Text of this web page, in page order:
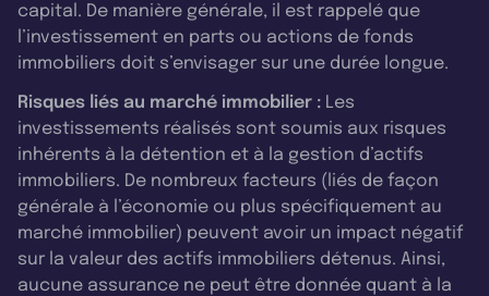
capital. De manière générale, il est rappelé que
l’investissement en parts ou actions de fonds
immobiliers doit s’envisager sur une durée longue.
Risques liés au marché immobilier : Les
investissements réalisés sont soumis aux risques
inhérents à la détention et à la gestion d’actifs
immobiliers. De nombreux facteurs (liés de façon
générale à l’économie ou plus spécifiquement au
marché immobilier) peuvent avoir un impact négatif
sur la valeur des actifs immobiliers détenus. Ainsi,
aucune assurance ne peut être donnée quant à la